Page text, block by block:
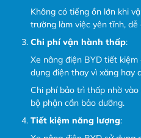
Không có tiếng ồn lớn khi
trường làm việc yên tĩnh, dễ
Chi phí vận hành thấp:
Xe nâng điện BYD tiết
dụng điện thay vì xăng hay
Chi phí bảo trì thấp nhờ
bộ phận cần bảo dưỡng.
Tiết kiệm năng lượng: